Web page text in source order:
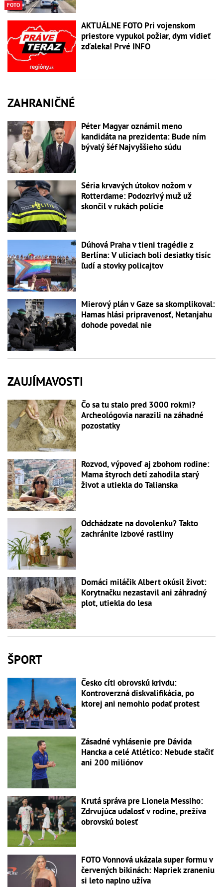
FOTO
AKTUÁLNE FOTO Pri vojenskom
priestore vypukol požiar, dym vidieť
zďaleka! Prvé INFO
ZAHRANIČNÉ
Péter Magyar oznámil meno
kandidáta na prezidenta: Bude ním
bývalý šéf Najvyššieho súdu
Séria krvavých útokov nožom v
Rotterdame: Podozrivý muž už
skončil v rukách polície
Dúhová Praha v tieni tragédie z
Berlína: V uliciach boli desiatky tisíc
ľudí a stovky policajtov
Mierový plán v Gaze sa skomplikoval:
Hamas hlási pripravenosť, Netanjahu
dohode povedal nie
ZAUJÍMAVOSTI
Čo sa tu stalo pred 3000 rokmi?
Archeológovia narazili na záhadné
pozostatky
Rozvod, výpoveď aj zbohom rodine:
Mama štyroch detí zahodila starý
život a utiekla do Talianska
Odchádzate na dovolenku? Takto
zachránite izbové rastliny
Domáci miláčik Albert okúsil život:
Korytnačku nezastavil ani záhradný
plot, utiekla do lesa
ŠPORT
Česko cíti obrovskú krivdu:
Kontroverzná diskvalifikácia, po
ktorej ani nemohlo podať protest
Zásadné vyhlásenie pre Dávida
Hancka a celé Atlético: Nebude stačiť
ani 200 miliónov
Krutá správa pre Lionela Messiho:
Zdrvujúca udalosť v rodine, prežíva
obrovskú bolesť
FOTO Vonnová ukázala super formu v
červených bikinách: Napriek zraneniu
si leto naplno užíva